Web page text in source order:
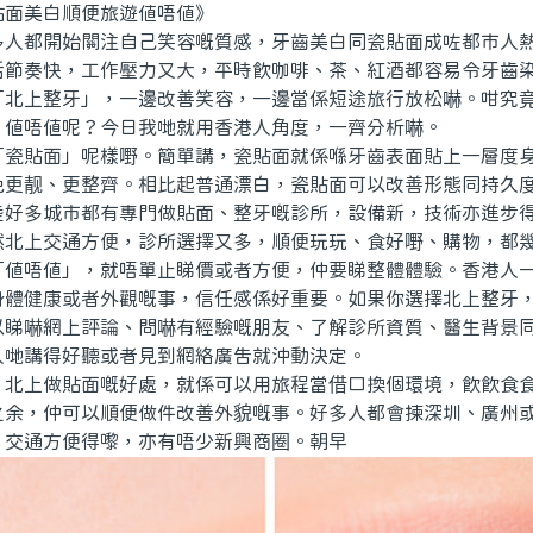
白順便旅遊值唔值》
開始關注自己笑容嘅質感，牙齒美白同瓷貼面成咗都市人
奏快，工作壓力又大，平時飲咖啡、茶、紅酒都容易令牙齒
上整牙」，一邊改善笑容，一邊當係短途旅行放松嚇。咁究
唔值呢？今日我哋就用香港人角度，一齊分析嚇。
面」呢樣嘢。簡單講，瓷貼面就係喺牙齒表面貼上一層度
靓、更整齊。相比起普通漂白，瓷貼面可以改善形態同持久
多城市都有專門做貼面、整牙嘅診所，設備新，技術亦進步
上交通方便，診所選擇又多，順便玩玩、食好嘢、購物，都
值」，就唔單止睇價或者方便，仲要睇整體體驗。香港人
健康或者外觀嘅事，信任感係好重要。如果你選擇北上整牙
嚇網上評論、問嚇有經驗嘅朋友、了解診所資質、醫生背景
講得好聽或者見到網絡廣告就沖動決定。
做貼面嘅好處，就係可以用旅程當借口換個環境，飲飲食
，仲可以順便做件改善外貌嘅事。好多人都會揀深圳、廣州
通方便得嚟，亦有唔少新興商圈。朝早